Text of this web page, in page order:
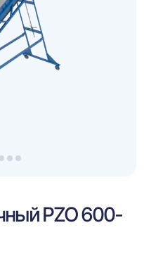
7 8
PZO 600-